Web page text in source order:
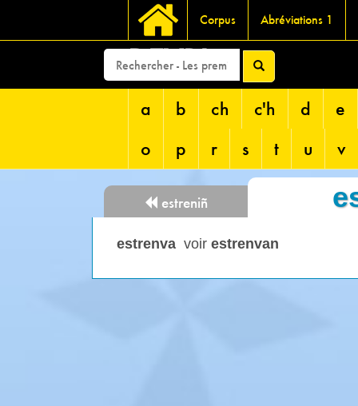
Corpus Abréviations 1
DEVRI
a b ch c'h d
e
o
p r s t u v
estreniñ
estrenva voir estrenvan